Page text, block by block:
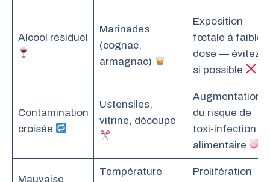
Alcool résiduel
Marinades
(cognac,
armagnac)
Exposition
fœtale à faible
dose — évitez
si possible
Contamination
croisée
Ustensiles,
vitrine, découpe
Augmentation
du risque de
toxi-infection
alimentaire
Mauvaise
Température
Prolifération